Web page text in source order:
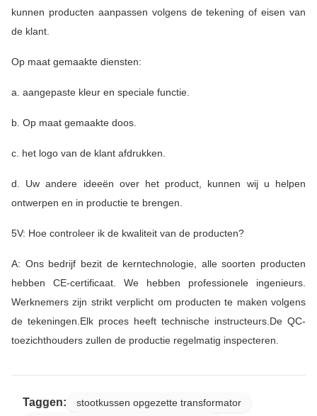
kunnen producten aanpassen volgens de tekening of eisen van
de klant.
Op maat gemaakte diensten:
a. aangepaste kleur en speciale functie.
b. Op maat gemaakte doos.
c. het logo van de klant afdrukken.
d. Uw andere ideeën over het product, kunnen wij u helpen
ontwerpen en in productie te brengen.
5V: Hoe controleer ik de kwaliteit van de producten?
A: Ons bedrijf bezit de kerntechnologie, alle soorten producten
hebben CE-certificaat. We hebben professionele ingenieurs.
Werknemers zijn strikt verplicht om producten te maken volgens
de tekeningen.Elk proces heeft technische instructeurs.De QC-
toezichthouders zullen de productie regelmatig inspecteren.
Taggen:
stootkussen opgezette transformator